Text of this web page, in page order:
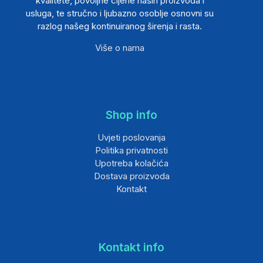
usluga, te stručno i ljubazno osoblje osnovni su
razlog našeg kontinuiranog širenja i rasta.
Više o nama
Shop info
Uvjeti poslovanja
Politika privatnosti
Upotreba kolačića
Dostava proizvoda
Kontakt
Kontakt info